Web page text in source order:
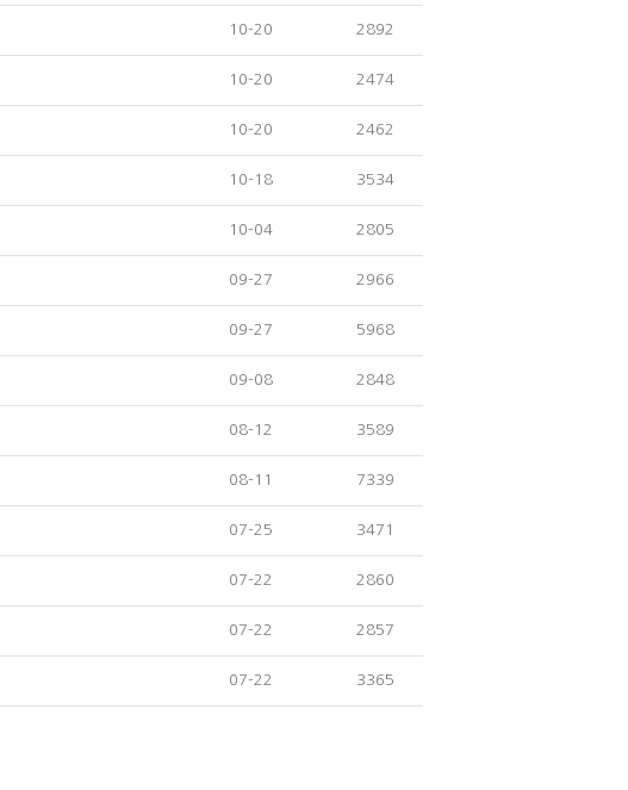
10-20 2892
10-20 2474
10-20 2462
10-18 3534
10-04 2805
09-27 2966
09-27 5968
09-08 2848
08-12 3589
08-11 7339
07-25 3471
07-22 2860
07-22 2857
07-22 3365